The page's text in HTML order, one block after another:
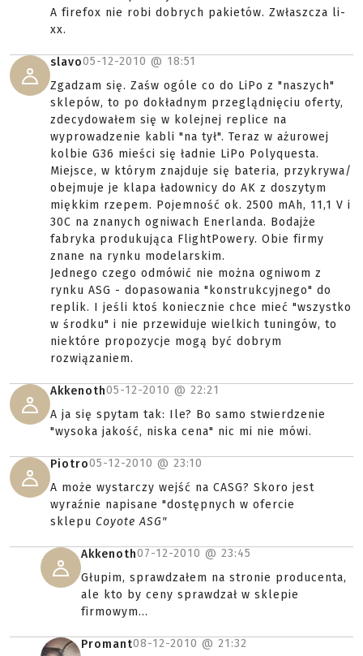
A firefox nie robi dobrych pakietów. Zwłaszcza li-
xx.
slavo05-12-2010 @ 18:51
Zgadzam się. Zaśw ogóle co do LiPo z "naszych"
sklepów, to po dokładnym przeglądnięciu oferty,
zdecydowałem się w kolejnej replice na
wyprowadzenie kabli "na tył". Teraz w ażurowej
kolbie G36 mieści się ładnie LiPo Polyquesta.
Miejsce, w którym znajduje się bateria, przykrywa/
obejmuje je klapa ładownicy do AK z doszytym
miękkim rzepem. Pojemność ok. 2500 mAh, 11,1 V i
30C na znanych ogniwach Enerlanda. Bodajże
fabryka produkująca FlightPowery. Obie firmy
znane na rynku modelarskim.
Jednego czego odmówić nie można ogniwom z
rynku ASG - dopasowania "konstrukcyjnego" do
replik. I jeśli ktoś koniecznie chce mieć "wszystko
w środku" i nie przewiduje wielkich tuningów, to
niektóre propozycje mogą być dobrym
rozwiązaniem.
Akkenoth05-12-2010 @ 22:21
A ja się spytam tak: Ile? Bo samo stwierdzenie
"wysoka jakość, niska cena" nic mi nie mówi.
Piotro05-12-2010 @ 23:10
A może wystarczy wejść na CASG? Skoro jest
wyraźnie napisane "dostępnych w ofercie
sklepu Coyote ASG"
Akkenoth07-12-2010 @ 23:45
Głupim, sprawdzałem na stronie producenta,
ale kto by ceny sprawdzał w sklepie
firmowym...
Promant08-12-2010 @ 21:32